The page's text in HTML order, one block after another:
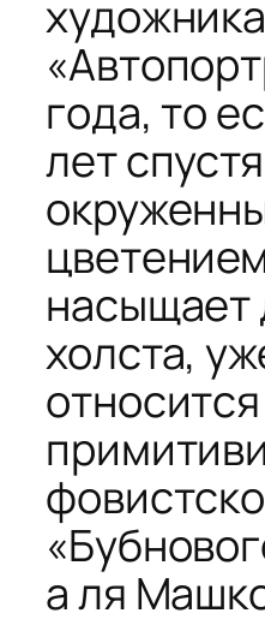
года, то
лет
насыщает
холста,
а ля